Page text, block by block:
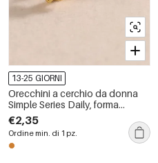
13-25 GIORNI
Orecchini a cerchio da donna
Simple Series Daily, forma
irregolare, colori misti rame e
oro.
€2,35
Ordine min. di 1 pz.